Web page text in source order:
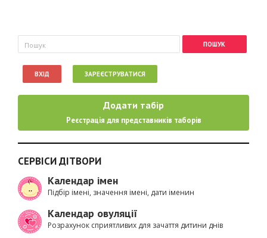
Пошукова форма
Пошук
ВХІД ЗАРЕЄСТРУВАТИСЯ
Додати табір
Реєстрація для представників таборів
СЕРВІСИ ДІТВОРИ
Календар імен
Підбір імені, значення імені, дати іменин
Календар овуляції
Розрахунок сприятливих для зачаття дитини днів